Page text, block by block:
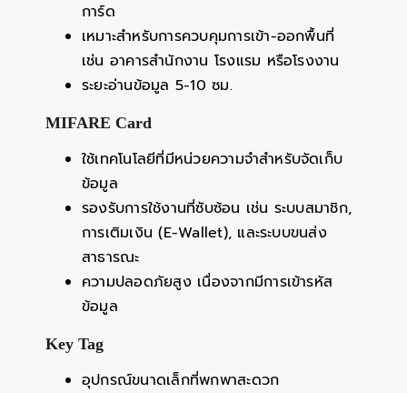
การ์ด
เหมาะสำหรับการควบคุมการเข้า-ออกพื้นที่
เช่น อาคารสำนักงาน โรงแรม หรือโรงงาน
ระยะอ่านข้อมูล 5-10 ซม.
MIFARE Card
ใช้เทคโนโลยีที่มีหน่วยความจำสำหรับจัดเก็บ
ข้อมูล
รองรับการใช้งานที่ซับซ้อน เช่น ระบบสมาชิก,
การเติมเงิน (E-Wallet), และระบบขนส่ง
สาธารณะ
ความปลอดภัยสูง เนื่องจากมีการเข้ารหัส
ข้อมูล
Key Tag
อุปกรณ์ขนาดเล็กที่พกพาสะดวก